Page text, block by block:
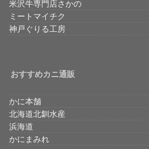
米沢牛専門店さかの
ミートマイチク
神戸ぐりる工房
おすすめカニ通販
かに本舗
北海道北釧水産
浜海道
かにまみれ